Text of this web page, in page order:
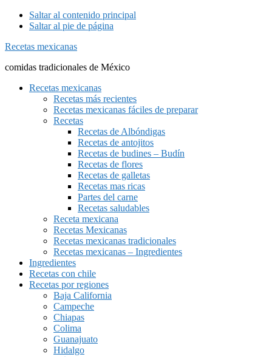
Saltar al contenido principal
Saltar al pie de página
Recetas mexicanas
comidas tradicionales de México
Recetas mexicanas
Recetas más recientes
Recetas mexicanas fáciles de preparar
Recetas
Recetas de Albóndigas
Recetas de antojitos
Recetas de budines – Budín
Recetas de flores
Recetas de galletas
Recetas mas ricas
Partes del carne
Recetas saludables
Receta mexicana
Recetas Mexicanas
Recetas mexicanas tradicionales
Recetas mexicanas – Ingredientes
Ingredientes
Recetas con chile
Recetas por regiones
Baja California
Campeche
Chiapas
Colima
Guanajuato
Hidalgo